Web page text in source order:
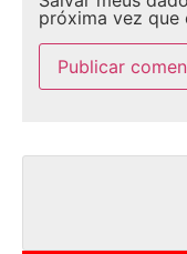
próxima vez que